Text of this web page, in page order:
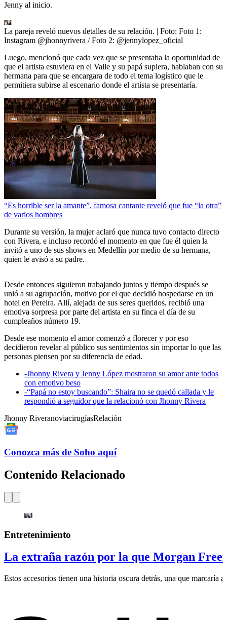
Jenny al inicio.
La pareja reveló nuevos detalles de su relación. | Foto: Foto 1:
Instagram @jhonnyrivera / Foto 2: @jennylopez_oficial
Luego, mencionó que cada vez que se presentaba la oportunidad de
que el artista estuviera en el Valle y su papá supiera, hablaban con su
hermana para que se encargara de todo el tema logístico que le
permitiera subirse al escenario donde el artista se presentaría.
“Es horrible ser la amante”, famosa cantante reveló que fue “la otra”
de varios hombres
Durante su versión, la mujer aclaró que nunca tuvo contacto directo
con Rivera, e incluso recordó el momento en que fue él quien la
invitó a uno de sus shows en Medellín por medio de su hermana,
quien le avisó a su padre.
Desde entonces siguieron trabajando juntos y tiempo después se
unió a su agrupación, motivo por el que decidió hospedarse en un
hotel en Pereira. Allí, alejada de sus seres queridos, recibió una
emotiva sorpresa por parte del artista en su finca el día de su
cumpleaños número 19.
Desde ese momento el amor comenzó a florecer y por eso
decidieron revelar al público sus sentimientos sin importar lo que las
personas piensen por su diferencia de edad.
-Jhonny Rivera y Jenny López mostraron su amor ante todos
con emotivo beso
-“Papá no estoy buscando”: Shaira no se quedó callada y le
respondió a seguidor que la relacionó con Jhonny Rivera
Jhonny RiveranoviacirugíasRelación
Conozca más de Soho aquí
Contenido Relacionado
Entretenimiento
La extraña razón por la que Morgan
Estos accesorios tienen una historia oscura detrás, una que marcaría